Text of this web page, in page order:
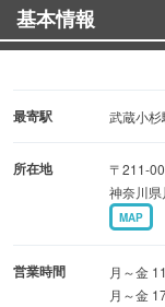
基本情報
最寄駅 武蔵小杉
所在地
〒211-
神奈川
MAP
営業時間
月～金
月～金